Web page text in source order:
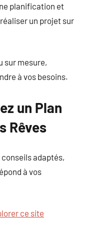
planification et
un projet sur
sur mesure,
à vos besoins.
un Plan
Rêves
adaptés,
à vos
ce site